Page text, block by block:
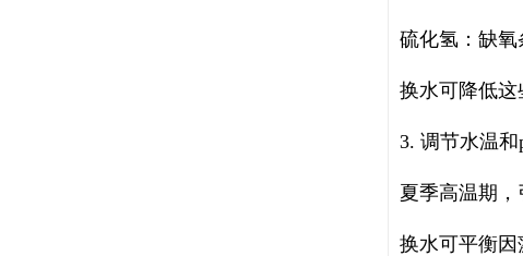
硫化氢：缺氧
换水可降低这
3. 调节水温和
夏季高温期，
换水可平衡因